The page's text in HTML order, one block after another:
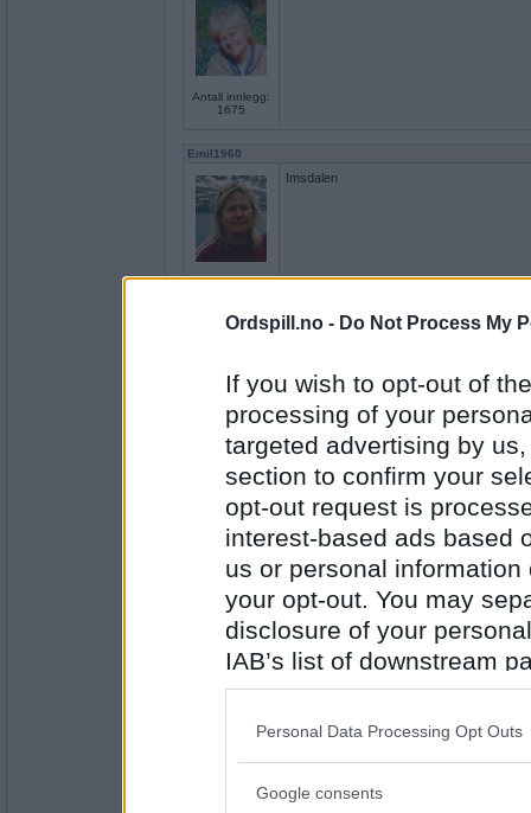
Ordspill.no - Do Not Process My
If you wish to opt-out of
processing of your
targeted advertising by
section to confirm your
opt-out request is
interest-based ads based
us or personal
your opt-out. You may
disclosure of your
IAB’s list of downstream
also be disclosed by us
Downstream Participants
Please note that this
Personal Data Processing Opt Outs
Google consents
Antall innlegg:
1675
Emil1960
Antall innlegg:
Imsdalen
Antall innlegg:
2947
Cygnus
44845
Kuala Lumpur
La Spezia